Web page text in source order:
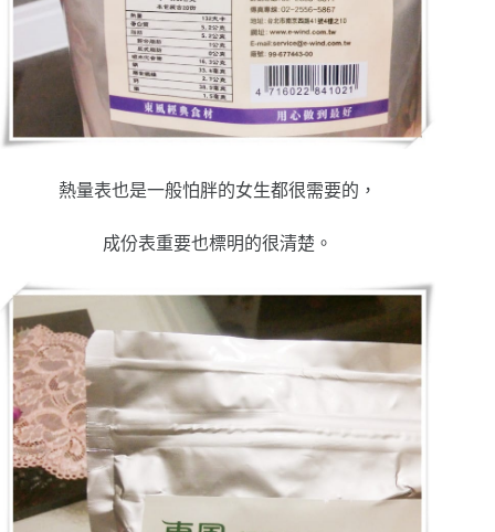
熱量表也是一般怕胖的女生都很需要的，
成份表重要也標明的很清楚。